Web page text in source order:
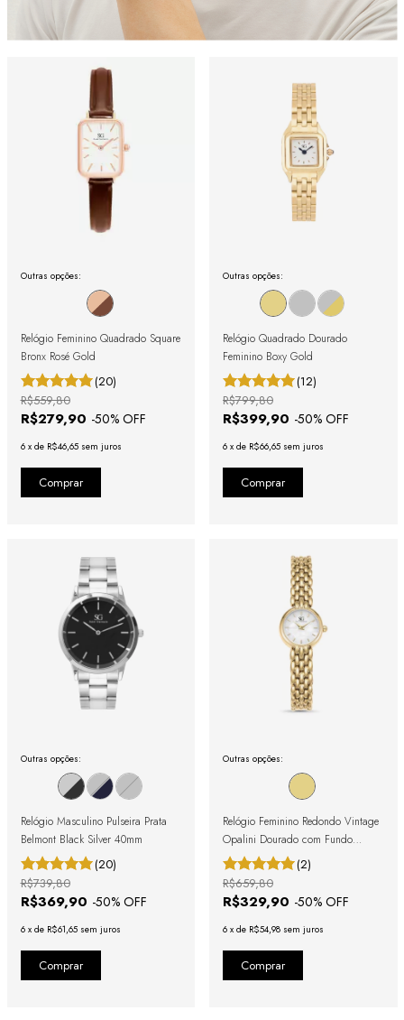
Outras opções:
Relógio Feminino Quadrado Square
Bronx Rosé Gold
(20)
R$279,90 -50% OFF
R$559,80
6 x de R$46,65 sem juros
Outras opções:
Relógio Quadrado Dourado
Feminino Boxy Gold
(12)
R$399,90 -50% OFF
R$799,80
6 x de R$66,65 sem juros
Outras opções:
Relógio Masculino Pulseira Prata
Belmont Black Silver 40mm
(20)
R$369,90 -50% OFF
R$739,80
6 x de R$61,65 sem juros
Outras opções:
Relógio Feminino Redondo Vintage
Opalini Dourado com Fundo
Perolado
(2)
R$329,90 -50% OFF
R$659,80
6 x de R$54,98 sem juros